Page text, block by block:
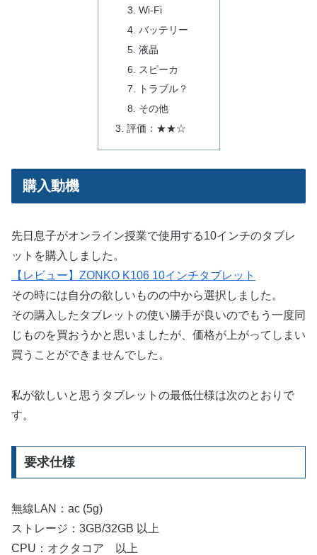
Wi-Fi
バッテリー
液晶
スピーカ
トラブル？
その他
評価：★★☆
購入動機
先日息子がオンライン授業で使用する10インチのタブレ
ットを購入しました。
【レビュー】ZONKO K106 10インチタブレット
その時には自分の欲しいものの中から選択しました。
その購入したタブレットの使い勝手が良いのでもう一度同
じものを買おうかと思いましたが、価格が上がってしまい
買うことができませんでした。
私が欲しいと思うタブレットの最低仕様は次のとおりで
す。
要求仕様
無線LAN：ac (5g)
ストレージ：3GB/32GB 以上
CPU：オクタコア 以上